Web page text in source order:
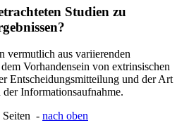
Studien zu
vermutlich aus variierenden
Vorhandensein von extrinsischen
Entscheidungsmitteilung und der Art
Informationsaufnahme.
Seiten - nach oben